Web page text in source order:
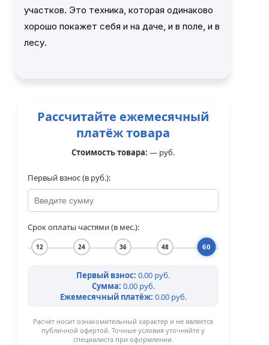
участков. Это техника, которая одинаково
хорошо покажет себя и на даче, и в поле, и в
лесу.
Рассчитайте ежемесячный
платёж товара
Стоимость товара: — руб.
Первый взнос (в руб.):
Срок оплаты частями (в мес.):
12 24 36 48 60
Первый взнос: 0.00 руб.
Сумма: 0.00 руб.
Ежемесячный платёж: 0.00 руб.
Расчёт носит ознакомительный характер и не является
публичной офертой. Точные условия уточняйте у
специалиста при оформлении.